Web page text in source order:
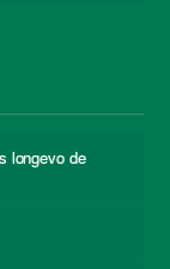
longevo de